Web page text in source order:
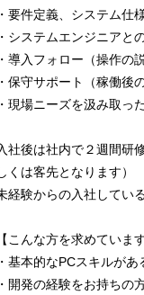
・要件定義、システム仕
・システムエンジニアと
・導入フォロー（操作の
・保守サポート（稼働後
・現場ニーズを汲み取っ
社後は社内で２週間研
くは客先となります）
経験からの入社してい
【こんな方を求めています
・基本的なPCスキルが
・開発の経験をお持ちの